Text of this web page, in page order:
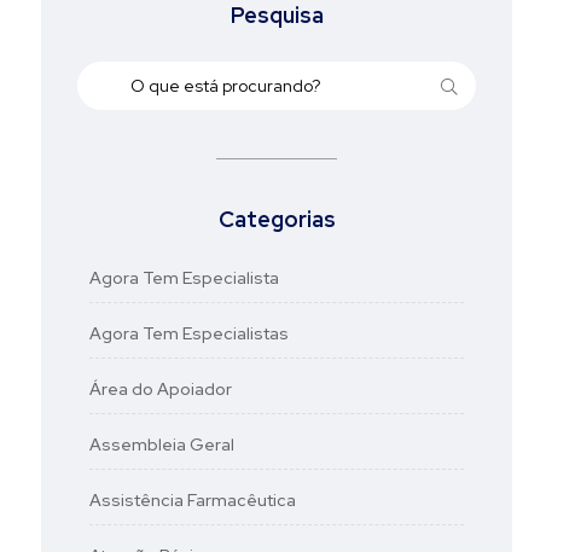
Pesquisa
Categorias
Agora Tem Especialista
Agora Tem Especialistas
Área do Apoiador
Assembleia Geral
Assistência Farmacêutica